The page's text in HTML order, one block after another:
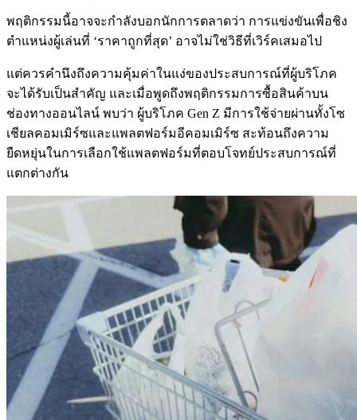
พฤติกรรมนี้อาจจะกำลังบอกนักการตลาดว่า การแข่งขันเพื่อชิง
ตำแหน่งผู้เล่นที่ ‘ราคาถูกที่สุด’ อาจไม่ใช่วิธีที่เวิร์คเสมอไป
แต่ควรคำนึงถึงความคุ้มค่าในแง่ของประสบการณ์ที่ผู้บริโภค
จะได้รับเป็นสำคัญ และเมื่อพูดถึงพฤติกรรมการซื้อสินค้าบน
ช่องทางออนไลน์ พบว่า ผู้บริโภค Gen Z มีการใช้จ่ายผ่านทั้งโซ
เชียลคอมเมิร์ซและแพลตฟอร์มอีคอมเมิร์ซ สะท้อนถึงความ
ยืดหยุ่นในการเลือกใช้แพลตฟอร์มที่ตอบโจทย์ประสบการณ์ที่
แตกต่างกัน